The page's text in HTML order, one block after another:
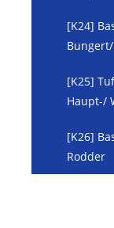
[K24]
[K25]
Haupt-/
[K26]
Rodder